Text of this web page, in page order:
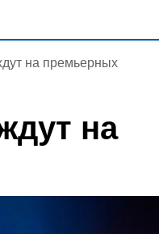
на премьерных
на